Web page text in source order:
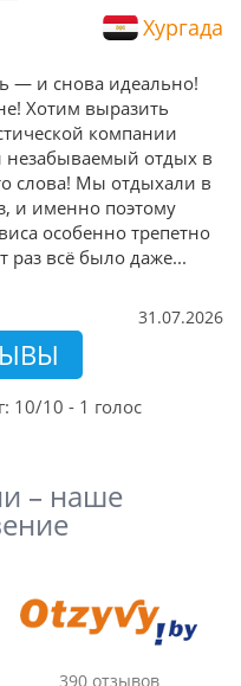
Хургада
— и снова идеально!
Хотим выразить
компании
незабываемый отдых в
слова! Мы отдыхали в
и именно поэтому
особенно трепетно
раз всё было даже...
31.07.2026
10/10 - 1 голоc
– наше
390 отзывов